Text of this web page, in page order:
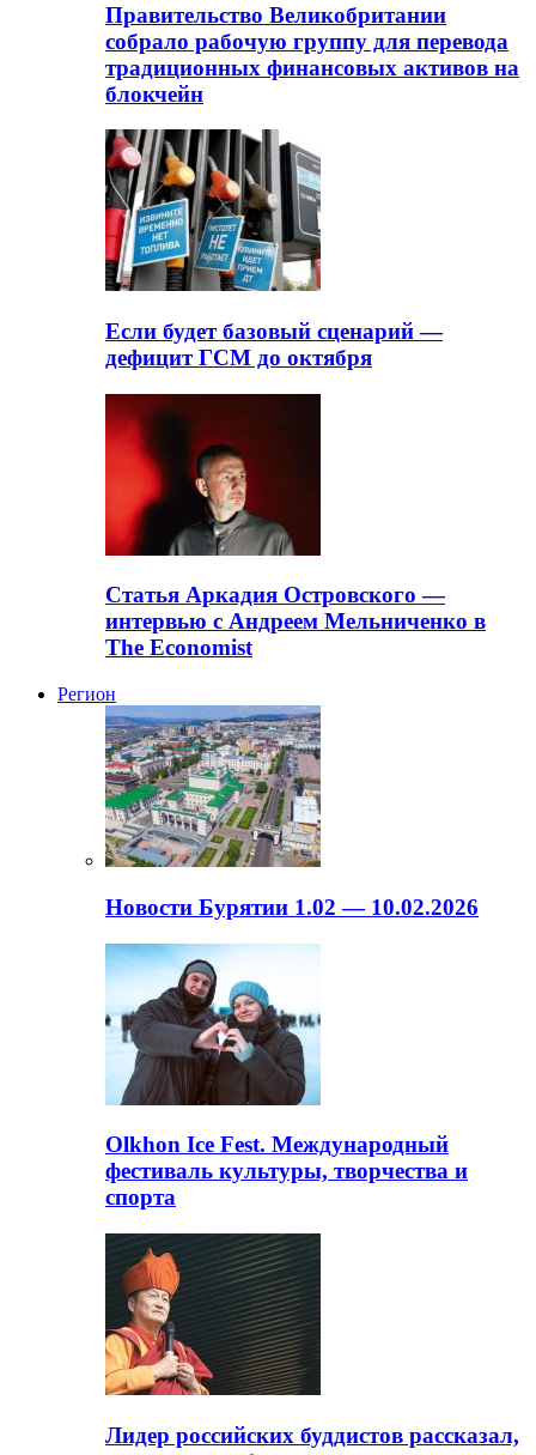
Правительство Великобритании
собрало рабочую группу для перевода
традиционных финансовых активов на
блокчейн
Если будет базовый сценарий —
дефицит ГСМ до октября
Статья Аркадия Островского —
интервью с Андреем Мельниченко в
The Economist
Регион
Новости Бурятии 1.02 — 10.02.2026
Olkhon Ice Fest. Международный
фестиваль культуры, творчества и
спорта
Лидер российских буддистов рассказал,